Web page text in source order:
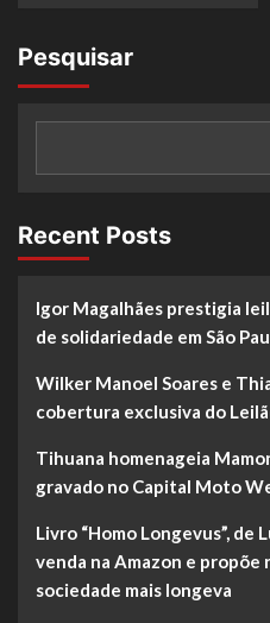
Pesquisar
Recent Posts
Igor Magalhães prestigia
de solidariedade em São
Wilker Manoel Soares e
cobertura exclusiva do
Tihuana homenageia
gravado no Capital Moto
Livro “Homo Longevus”, de
venda na Amazon e propõe
sociedade mais longeva